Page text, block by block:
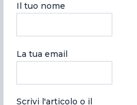
Il tuo nome
La tua email
Scrivi l'articolo o il